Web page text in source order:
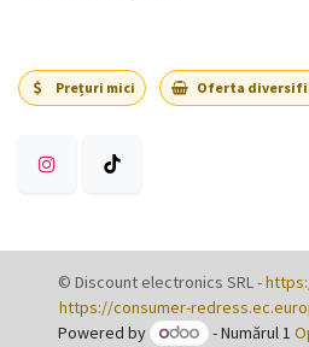
Prețuri mici Oferta
© Discount electronics SRL -
https://consumer-
Powered by
- Numărul 1